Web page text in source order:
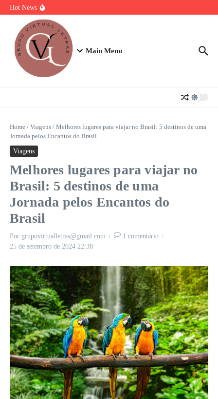
Ir para o conteúdo
Hot News
Strogonoff de frango light: A Receita Definitiva para Ganhar Massa
com Prazer
Plano de 7 Dias de Treino, Energia e Nutrição
Main Menu
Home / Viagens / Melhores lugares para viajar no Brasil: 5 destinos de uma
Jornada pelos Encantos do Brasil
Viagens
Melhores lugares para viajar no
Brasil: 5 destinos de uma
Jornada pelos Encantos do
Brasil
Por grupovirtualletras@gmail.com
1 comentário
25 de setembro de 2024 22:38